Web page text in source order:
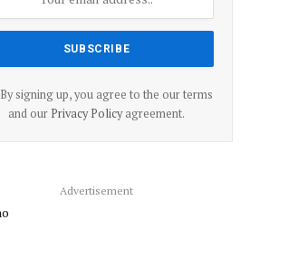
By signing up, you agree to the our terms
and our Privacy Policyagreement.
Advertisement